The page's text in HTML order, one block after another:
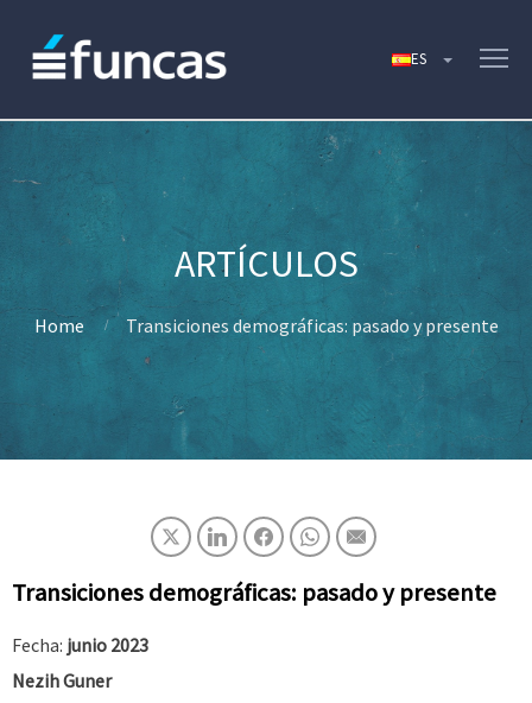
Home Transiciones demográficas: pasado y presente
Transiciones demográficas: pasado y presente
Fecha: junio 2023
Nezih Guner